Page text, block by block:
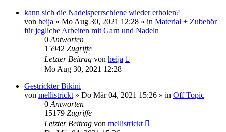
kann sich die Nadelsperrschiene wieder erholen?
von heija » Mo Aug 30, 2021 12:28 » in Material + Zubehör
für jegliche Arbeiten mit Garn und Nadeln
0 Antworten
15942 Zugriffe
Letzter Beitrag von heija
Mo Aug 30, 2021 12:28
Gestrickter Bikini
von mellistrickt » Do Mär 04, 2021 15:26 » in Off Topic
0 Antworten
15179 Zugriffe
Letzter Beitrag von mellistrickt